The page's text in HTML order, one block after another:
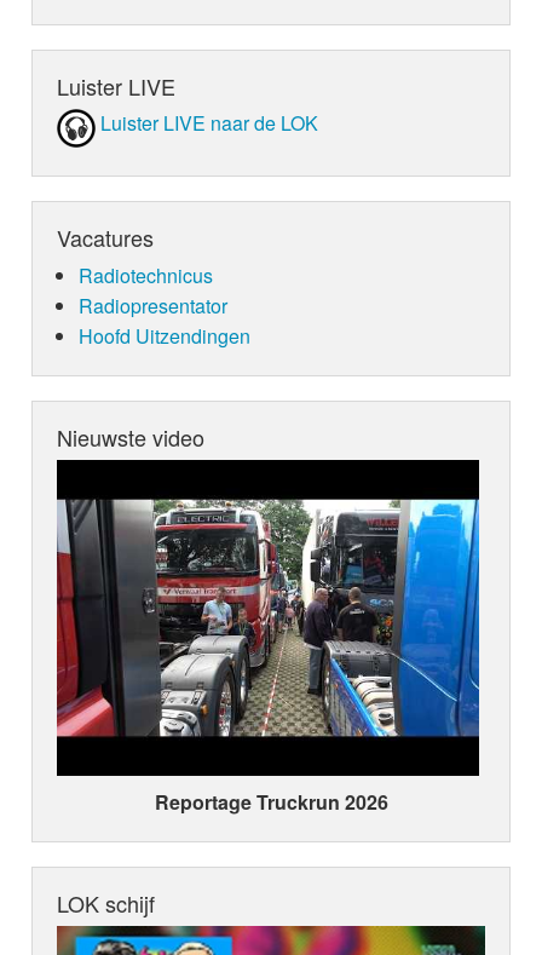
Luister LIVE
Luister LIVE naar de LOK
Vacatures
Radiotechnicus
Radiopresentator
Hoofd Uitzendingen
Nieuwste video
Reportage Truckrun 2026
LOK schijf